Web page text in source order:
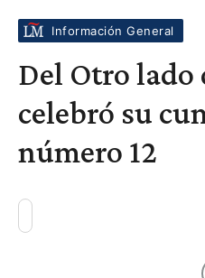
Información General
Del Otro lado
celebró su
número 12